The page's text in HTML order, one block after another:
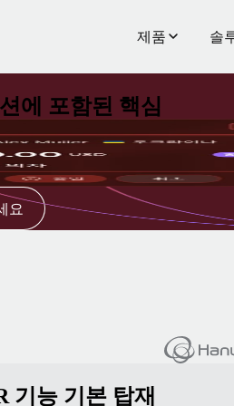
제품 솔
에 포함된 핵심
필요한 핵심 HR 기능이 모두
요
기능 기본 탑재